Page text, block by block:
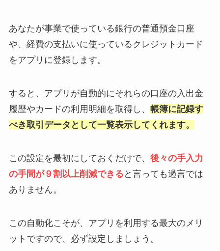
あなたが事業で使っている銀行の普通預金口座
や、経費の支払いに使っているクレジットカード
をアプリに登録します。
すると、アプリが自動的にそれらの口座の入出金
履歴やカードの利用明細を取得し、 帳簿に記録す
べき取引データとして一覧表示してくれます。
この設定を最初にしておくだけで、 後々の手入力
の手間が９割以上削減できる と言っても過言では
ありません。
この自動化こそが、アプリを利用する最大のメリ
ットですので、必ず設定しましょう。